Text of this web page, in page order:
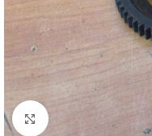
Klik voor vergroting